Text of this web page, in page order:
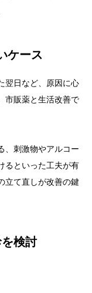
ケース
翌日など、原因に心
市販薬と生活改善で
、刺激物やアルコー
るといった工夫が有
立て直しが改善の鍵
検討